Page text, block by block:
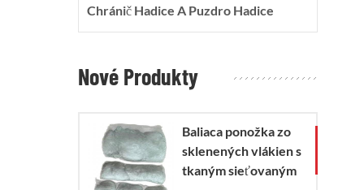
Chránič Hadice A Puzdro Hadice
Nové Produkty
Baliaca ponožka zo
sklenených vlákien s
tkaným sieťovaným